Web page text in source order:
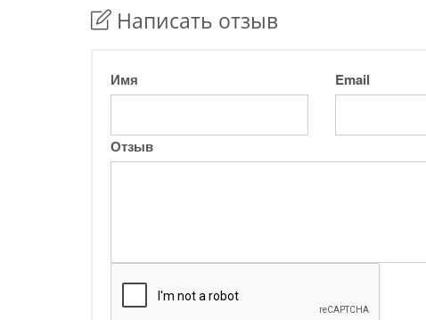
Написать отзыв
Имя Email
Отзыв